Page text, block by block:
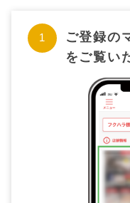
ご登録の
をご覧い